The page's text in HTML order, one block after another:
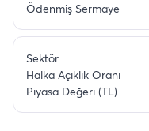
Ödenmiş Sermaye
Sektör
Halka Açıklık Oranı
Piyasa Değeri (TL)